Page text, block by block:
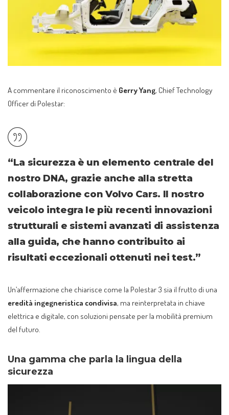
A commentare il riconoscimento è Gerry Yang, Chief Technology
Officer di Polestar:
“La sicurezza è un elemento centrale del
nostro DNA, grazie anche alla stretta
collaborazione con Volvo Cars. Il nostro
veicolo integra le più recenti innovazioni
strutturali e sistemi avanzati di assistenza
alla guida, che hanno contribuito ai
risultati eccezionali ottenuti nei test.”
Un’affermazione che chiarisce come la Polestar 3 sia il frutto di una
eredità ingegneristica condivisa, ma reinterpretata in chiave
elettrica e digitale, con soluzioni pensate per la mobilità premium
del futuro.
Una gamma che parla la lingua della
sicurezza